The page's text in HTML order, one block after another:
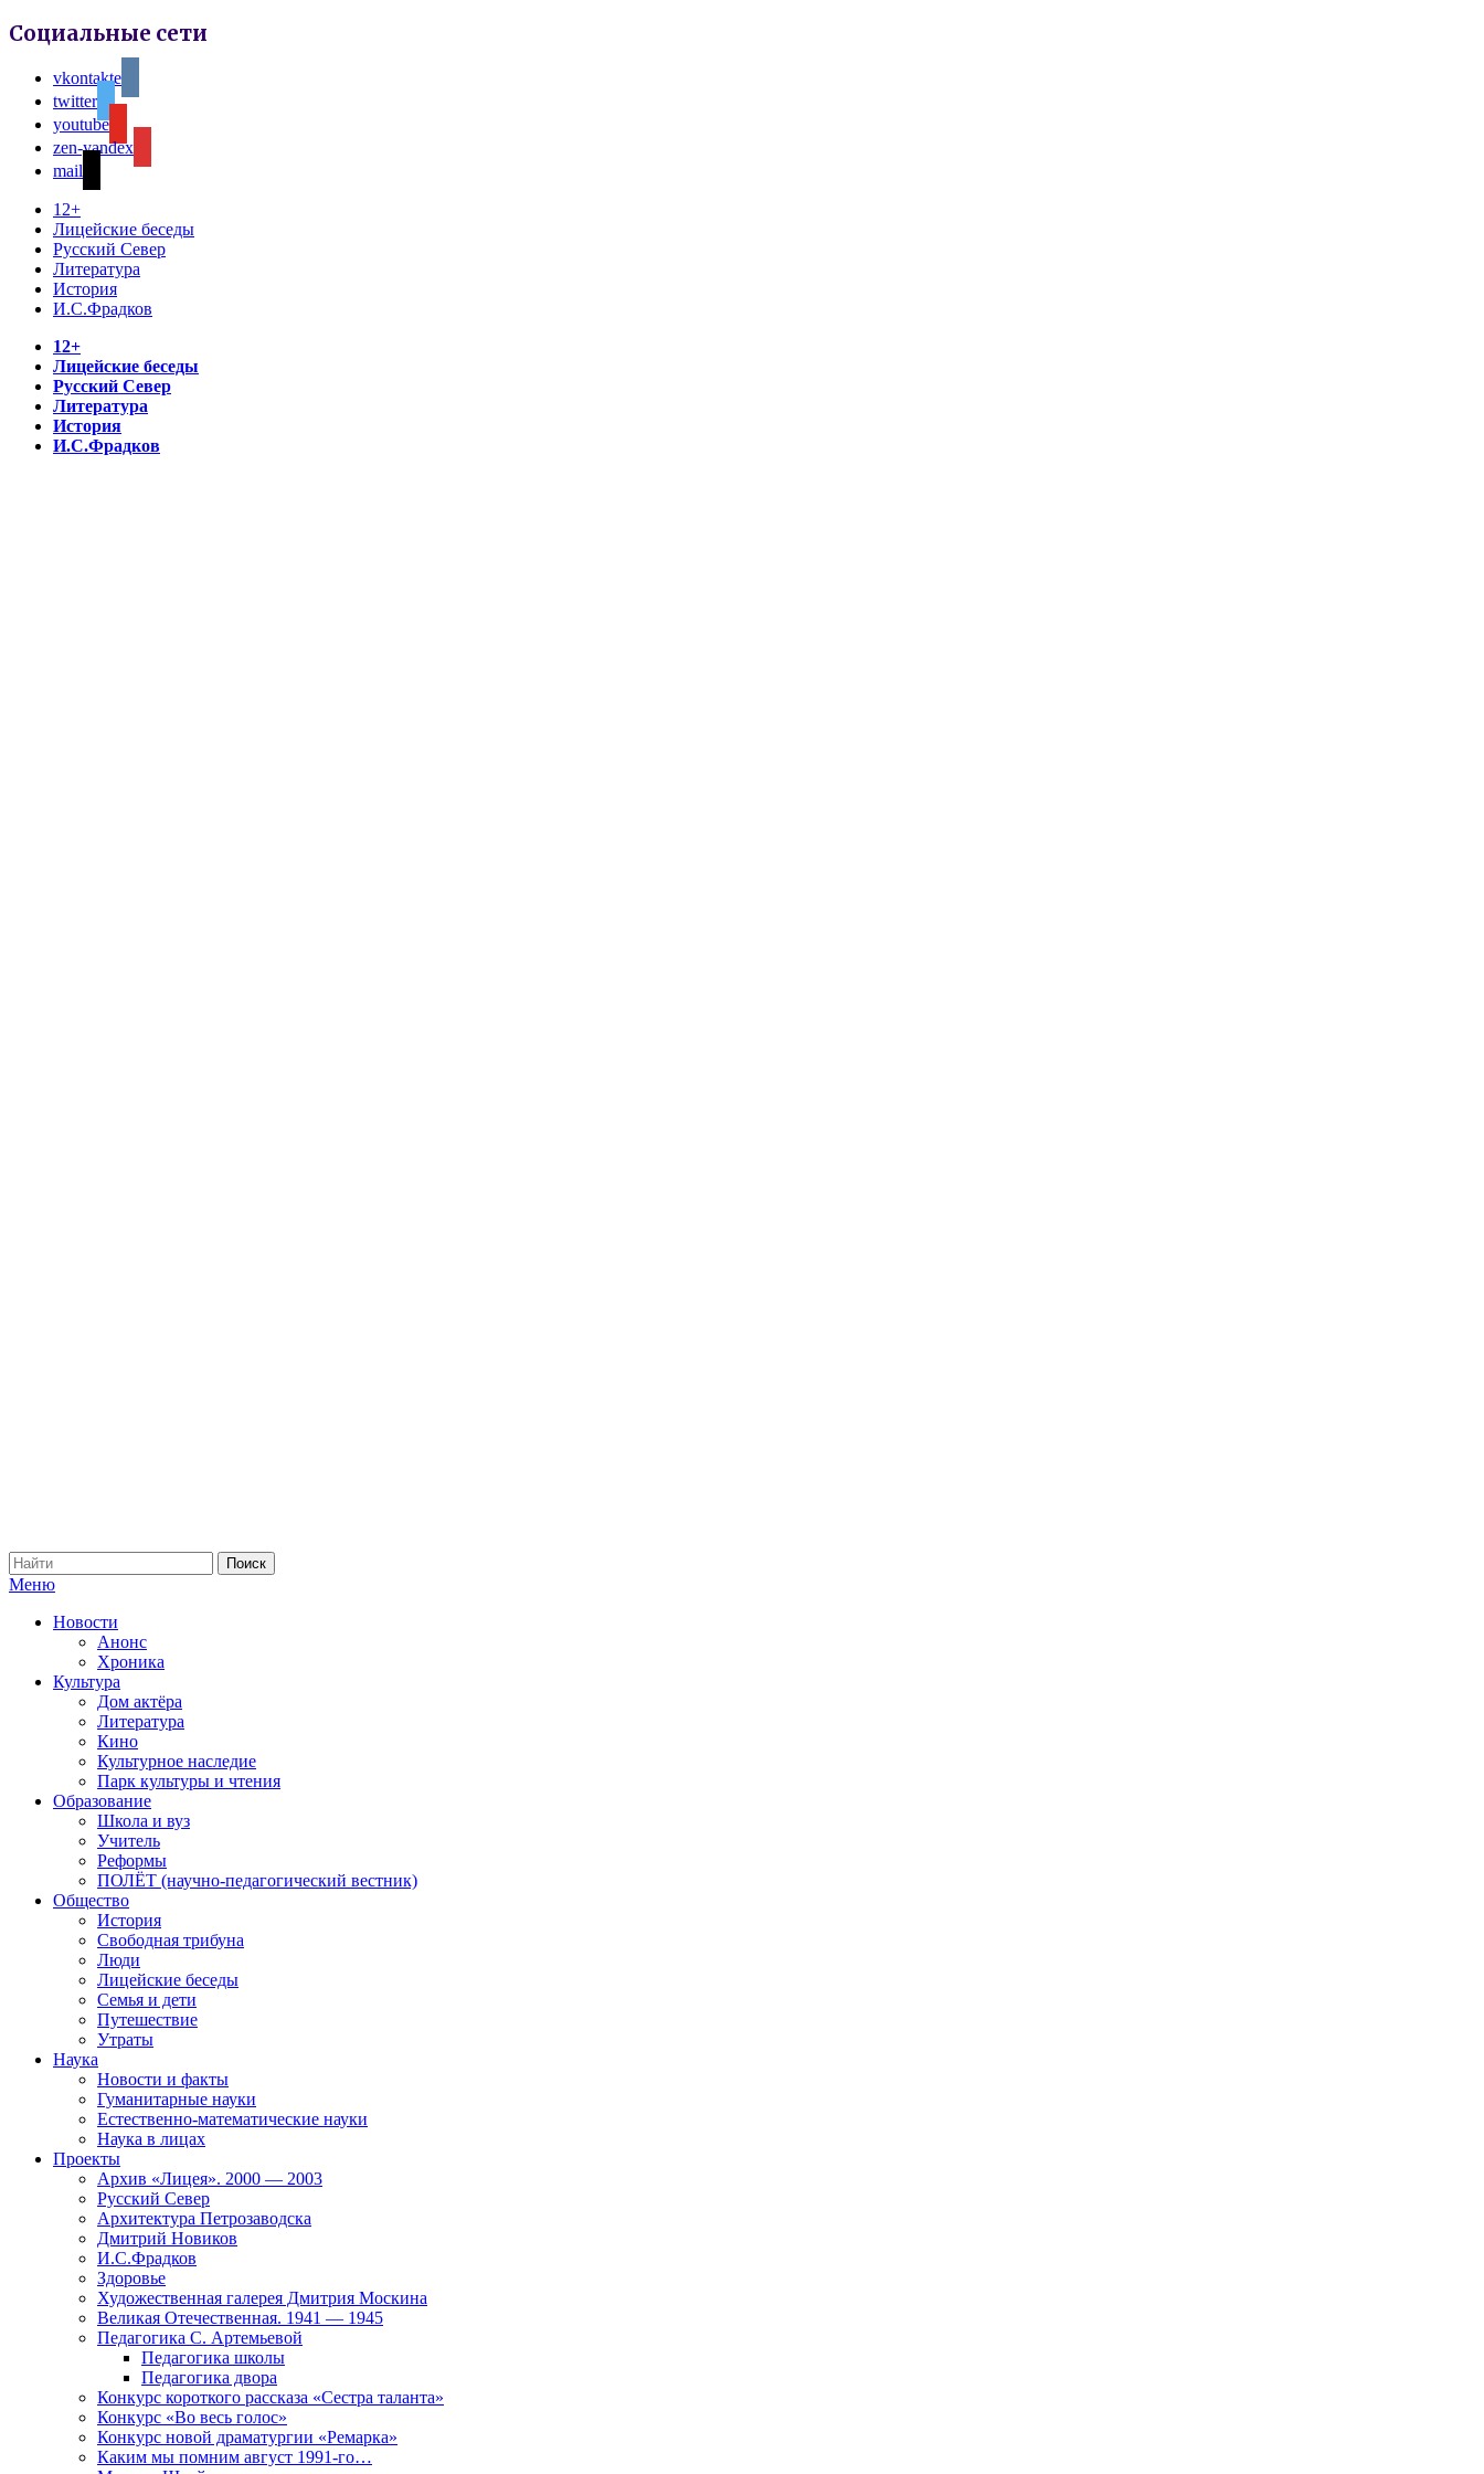
Социальные сети
vkontakte
twitter
youtube
zen-yandex
mail
12+
Лицейские беседы
Русский Север
Литература
История
И.С.Фрадков
12+
Лицейские беседы
Русский Север
Литература
История
И.С.Фрадков
Меню
Новости
Анонс
Хроника
Культура
Дом актёра
Литература
Кино
Культурное наследие
Парк культуры и чтения
Образование
Школа и вуз
Учитель
Реформы
ПОЛЁТ (научно-педагогический вестник)
Общество
История
Свободная трибуна
Люди
Лицейские беседы
Семья и дети
Путешествие
Утраты
Наука
Новости и факты
Гуманитарные науки
Естественно-математические науки
Наука в лицах
Проекты
Архив «Лицея». 2000 — 2003
Русский Север
Архитектура Петрозаводска
Дмитрий Новиков
И.С.Фрадков
Здоровье
Художественная галерея Дмитрия Москина
Великая Отечественная. 1941 — 1945
Педагогика С. Артемьевой
Педагогика школы
Педагогика двора
Конкурс короткого рассказа «Сестра таланта»
Конкурс «Во весь голос»
Конкурс новой драматургии «Ремарка»
Каким мы помним август 1991-го…